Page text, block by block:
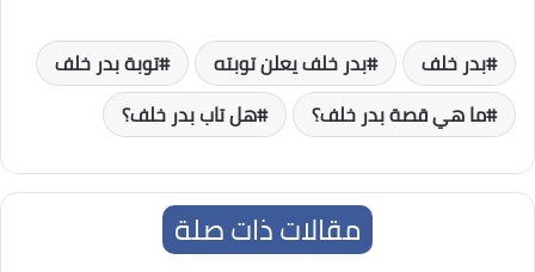
بدر خلف بدر خلف يعلن توبته
توبة بدر خلف
ما هي قصة بدر خلف؟
هل تاب بدر خلف؟
مقالات ذات صلة